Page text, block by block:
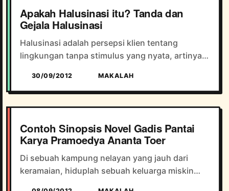
Apakah Halusinasi itu? Tanda dan
Gejala Halusinasi
Halusinasi adalah persepsi klien tentang
lingkungan tanpa stimulus yang nyata, artinya
tanpa stimulus/rangsangan dari luar (eksternal)
klien dengan dia...
30/09/2012 MAKALAH
Contoh Sinopsis Novel Gadis Pantai
Karya Pramoedya Ananta Toer
Di sebuah kampung nelayan yang jauh dari
keramaian, hiduplah sebuah keluarga miskin